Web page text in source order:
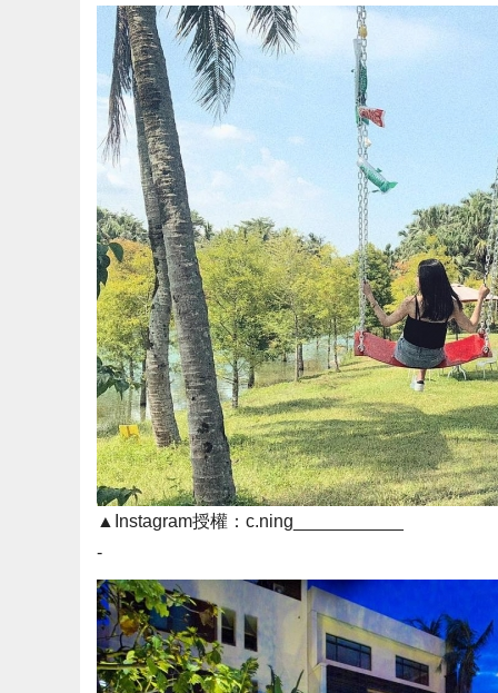
▲Instagram授權：c.ning___________
-